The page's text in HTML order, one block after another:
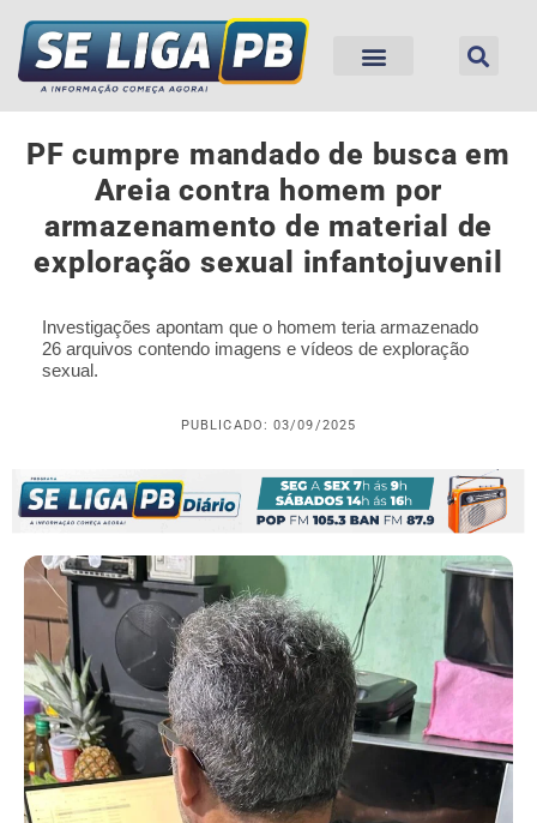
PF cumpre mandado de busca em
Areia contra homem por
armazenamento de material de
exploração sexual infantojuvenil
Investigações apontam que o homem teria armazenado
26 arquivos contendo imagens e vídeos de exploração
sexual.
PUBLICADO: 03/09/2025